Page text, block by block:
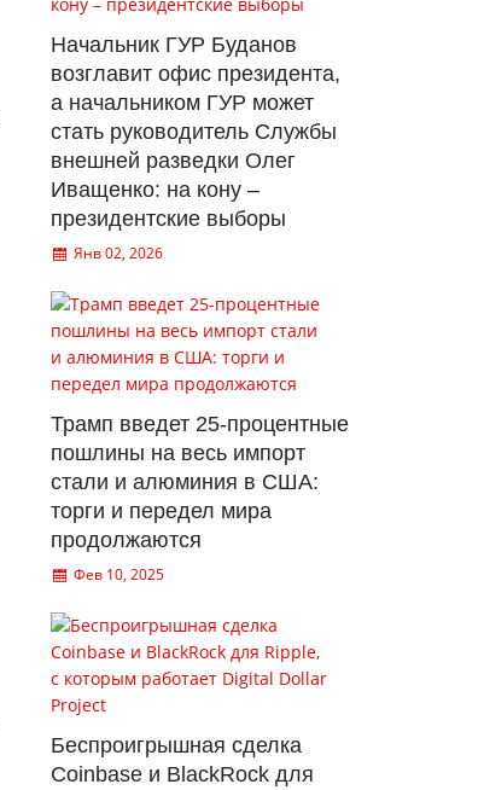
Начальник ГУР Буданов
возглавит офис президента,
а начальником ГУР может
стать руководитель Службы
внешней разведки Олег
Иващенко: на кону –
президентские выборы
Янв 02, 2026
Трамп введет 25-процентные
пошлины на весь импорт
стали и алюминия в США:
торги и передел мира
продолжаются
Фев 10, 2025
Беспроигрышная сделка
Coinbase и BlackRock для